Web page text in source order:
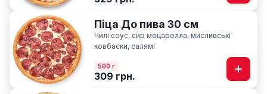
Піца До пива 30 см
Чилі соус, сир моцарелла, мисливські
ковбаски, салямі
500 г
309 грн.